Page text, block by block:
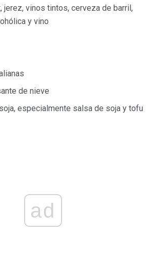
jerez, vinos tintos, cerveza de barril,
y vino
de nieve
especialmente salsa de soja y tofu
ad